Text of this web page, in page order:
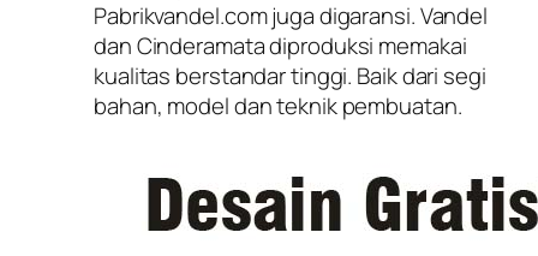
Pabrikvandel.com juga digaransi. Vandel
dan Cinderamata diproduksi memakai
kualitas berstandar tinggi. Baik dari segi
bahan, model dan teknik pembuatan.